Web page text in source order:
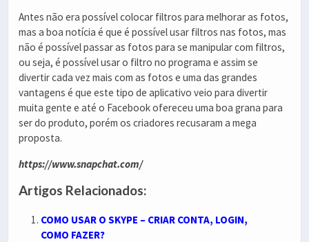
Antes não era possível colocar filtros para melhorar as fotos,
mas a boa notícia é que é possível usar filtros nas fotos, mas
não é possível passar as fotos para se manipular com filtros,
ou seja, é possível usar o filtro no programa e assim se
divertir cada vez mais com as fotos e uma das grandes
vantagens é que este tipo de aplicativo veio para divertir
muita gente e até o Facebook ofereceu uma boa grana para
ser do produto, porém os criadores recusaram a mega
proposta.
https://www.snapchat.com/
Artigos Relacionados:
COMO USAR O SKYPE – CRIAR CONTA, LOGIN,
COMO FAZER?